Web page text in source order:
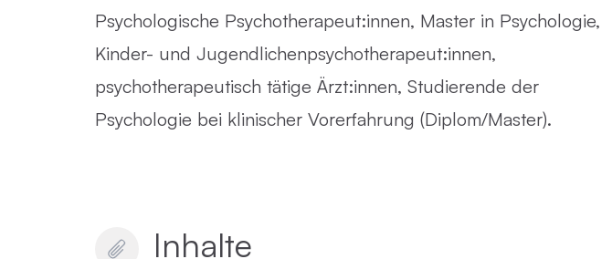
Psychologische Psychotherapeut:innen, Master in Psychologie,
Kinder- und Jugendlichenpsychotherapeut:innen,
psychotherapeutisch tätige Ärzt:innen, Studierende der
Psychologie bei klinischer Vorerfahrung (Diplom/Master).
Inhalte